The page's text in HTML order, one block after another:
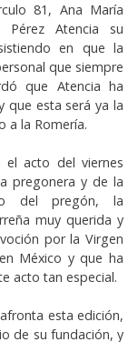
81, Ana María
Pérez Atencia su
en que la
que siempre
que Atencia ha
que esta será ya la
a la Romería.
el acto del viernes
pregonera y de la
del pregón, la
muy querida y
por la Virgen
México y que ha
acto tan especial.
esta edición,
de su fundación, y